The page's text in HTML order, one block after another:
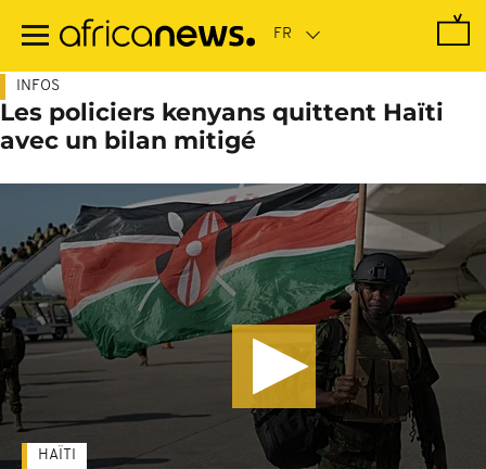
contenu
INFOS
Les policiers kenyans quittent Haïti
avec un bilan mitigé
HAÏTI